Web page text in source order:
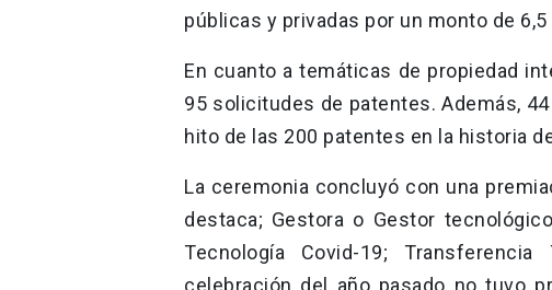
públicas y privadas por un monto de
En cuanto a temáticas de propiedad
95 solicitudes de patentes. Además,
hito de las 200 patentes en la historia
La ceremonia concluyó con una
destaca; Gestora o Gestor
Tecnología Covid-19;
celebración del año pasado no tuvo